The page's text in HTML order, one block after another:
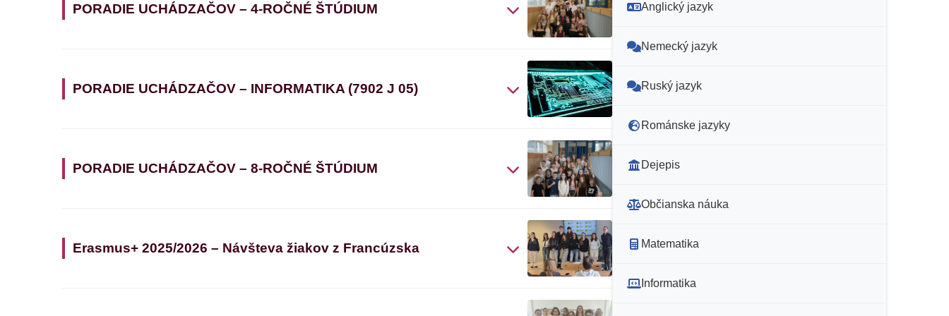
PORADIE UCHÁDZAČOV – 4-ROČNÉ ŠTÚDIUM
PORADIE UCHÁDZAČOV – INFORMATIKA (7902 J 05)
PORADIE UCHÁDZAČOV – 8-ROČNÉ ŠTÚDIUM
Erasmus+ 2025/2026 – Návšteva žiakov z Francúzska
Anglický jazyk
Nemecký jazyk
Ruský jazyk
Románske jazyky
Dejepis
Občianska náuka
Matematika
Informatika